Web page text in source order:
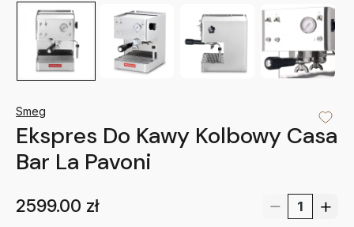
Smeg
Ekspres Do Kawy Kolbowy Casa
Bar La Pavoni
2599.00 zł